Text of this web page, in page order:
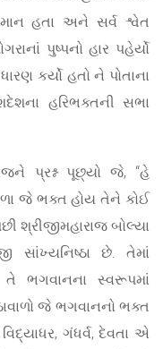
હતા અને સર્વ શ્વેત
પુષ્પનો હાર પહેર્યો
કર્યો હતો ને પોતાના
હરિભક્તની સભા
પ્રશ્ન પૂછ્યો જે, “હે
જે ભક્ત હોય તેને કોઈ
શ્રીજીમહારાજ બોલ્યા
સાંખ્યનિષ્ઠા છે. તેમાં
તે ભગવાનના સ્વરૂપમાં
જે ભગવાનનો ભક્ત
ગંધર્વ, દેવતા એ